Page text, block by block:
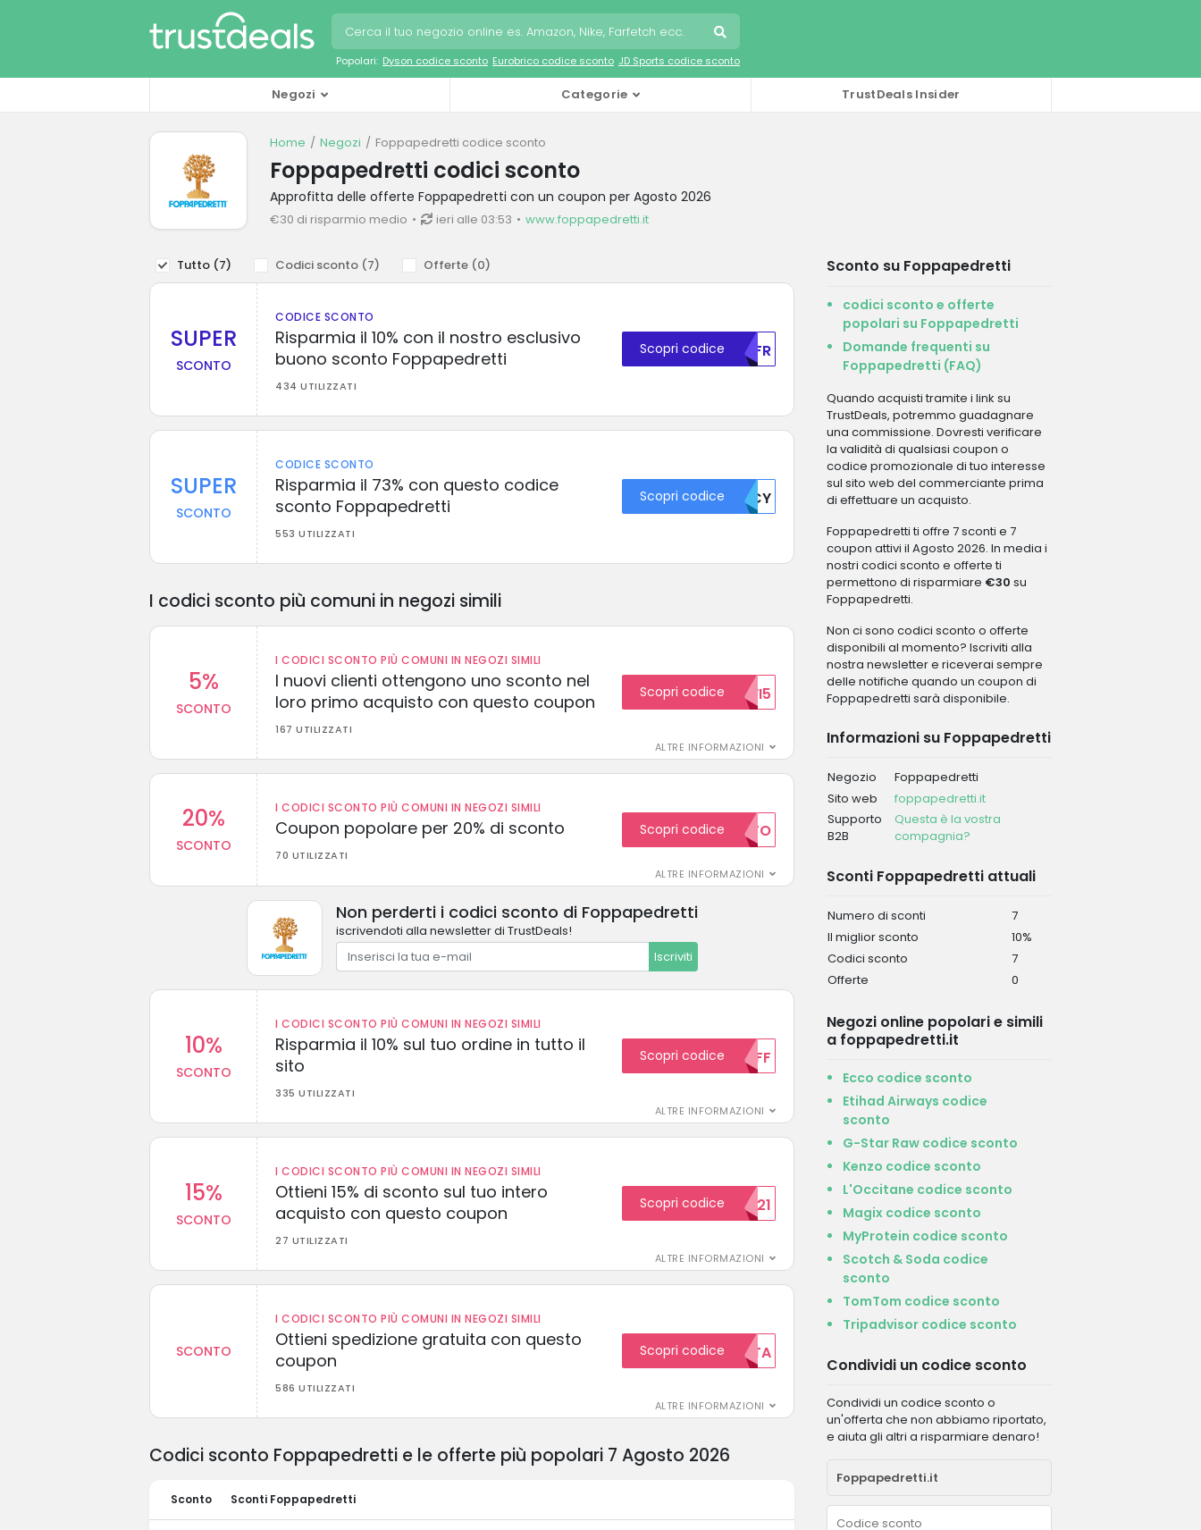
Popolari: Dyson codice sconto Eurobrico codice sconto JD Sports codice sconto
Negozi Categorie TrustDeals Insider
Home Negozi Foppapedretti codice sconto
Foppapedretti codici sconto
Approfitta delle offerte Foppapedretti con un coupon per Agosto 2026
€30 di risparmio medio ieri alle 03:53 www.foppapedretti.it
Tutto (7) Codici sconto (7) Offerte (0)
SUPER
SCONTO
CODICE SCONTO
Risparmia il 10% con il nostro esclusivo
buono sconto Foppapedretti
434 UTILIZZATI
Scopri codice MDFR
SUPER
SCONTO
CODICE SCONTO
Risparmia il 73% con questo codice
sconto Foppapedretti
553 UTILIZZATI
Scopri codice TVCY
I codici sconto più comuni in negozi simili
5%
SCONTO
I CODICI SCONTO PIÙ COMUNI IN NEGOZI SIMILI
I nuovi clienti ottengono uno sconto nel
loro primo acquisto con questo coupon
167 UTILIZZATI
ALTRE INFORMAZIONI
Scopri codiceNUOVI5
20%
SCONTO
I CODICI SCONTO PIÙ COMUNI IN NEGOZI SIMILI
Coupon popolare per 20% di sconto
70 UTILIZZATI
ALTRE INFORMAZIONI
Scopri codice20SCONTO
Non perderti i codici sconto di Foppapedretti
iscrivendoti alla newsletter di TrustDeals!
Iscriviti
10%
SCONTO
I CODICI SCONTO PIÙ COMUNI IN NEGOZI SIMILI
Risparmia il 10% sul tuo ordine in tutto il
sito
335 UTILIZZATI
ALTRE INFORMAZIONI
Scopri codice 10OFF
15%
SCONTO
I CODICI SCONTO PIÙ COMUNI IN NEGOZI SIMILI
Ottieni 15% di sconto sul tuo intero
acquisto con questo coupon
27 UTILIZZATI
ALTRE INFORMAZIONI
Scopri codice
15SCONTO2021
SCONTO
I CODICI SCONTO PIÙ COMUNI IN NEGOZI SIMILI
Ottieni spedizione gratuita con questo
coupon
586 UTILIZZATI
ALTRE INFORMAZIONI
Scopri codiceGRATUITA
Sconto su Foppapedretti
codici sconto e offerte
popolari su Foppapedretti
Domande frequenti su
Foppapedretti (FAQ)
Quando acquisti tramite i link su
TrustDeals, potremmo guadagnare
una commissione. Dovresti verificare
la validità di qualsiasi coupon o
codice promozionale di tuo interesse
sul sito web del commerciante prima
di effettuare un acquisto.
Foppapedretti ti offre 7 sconti e 7
coupon attivi il Agosto 2026. In media i
nostri codici sconto e offerte ti
permettono di risparmiare €30 su
Foppapedretti.
Non ci sono codici sconto o offerte
disponibili al momento? Iscriviti alla
nostra newsletter e riceverai sempre
delle notifiche quando un coupon di
Foppapedretti sarà disponibile.
Informazioni su Foppapedretti
Negozio
Foppapedretti
Sito web
foppapedretti.it
Supporto
B2B
Questa è la vostra
compagnia?
Sconti Foppapedretti attuali
Numero di sconti
7
Il miglior sconto
10%
Codici sconto
7
Offerte
0
Negozi online popolari e simili
a foppapedretti.it
Ecco codice sconto
Etihad Airways codice
sconto
G-Star Raw codice sconto
Kenzo codice sconto
L'Occitane codice sconto
Magix codice sconto
MyProtein codice sconto
Scotch & Soda codice
sconto
TomTom codice sconto
Tripadvisor codice sconto
Condividi un codice sconto
Condividi un codice sconto o
un'offerta che non abbiamo riportato,
e aiuta gli altri a risparmiare denaro!
Codici sconto Foppapedretti e le offerte più popolari 7 Agosto 2026
Sconto Sconti Foppapedretti